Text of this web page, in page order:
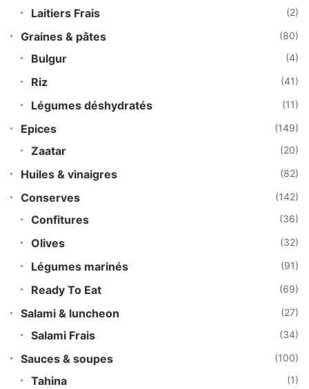
Laitiers Frais (2)
Graines & pâtes (80)
Bulgur (4)
Riz (41)
Légumes déshydratés (11)
Epices (149)
Zaatar (20)
Huiles & vinaigres (82)
Conserves (142)
Confitures (36)
Olives (32)
Légumes marinés (91)
Ready To Eat (69)
Salami & luncheon (27)
Salami Frais (34)
Sauces & soupes (100)
Tahina (1)